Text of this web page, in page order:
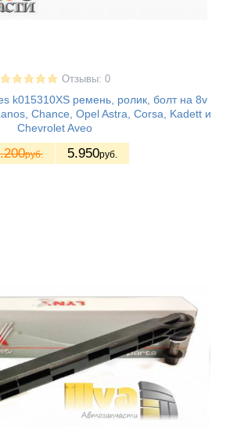
Отзывы: 0
k015310XS ремень, ролик, болт на 8v
Chance, Opel Astra, Corsa, Kadett и
Chevrolet Aveo
руб. 5.950руб.